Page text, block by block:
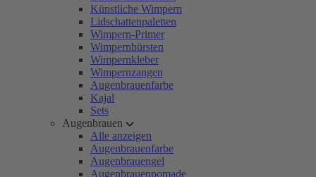
Künstliche Wimpern
Lidschattenpaletten
Wimpern-Primer
Wimpernbürsten
Wimpernkleber
Wimpernzangen
Augenbrauenfarbe
Kajal
Sets
Augenbrauen
Alle anzeigen
Augenbrauenfarbe
Augenbrauengel
Augenbrauenpomade